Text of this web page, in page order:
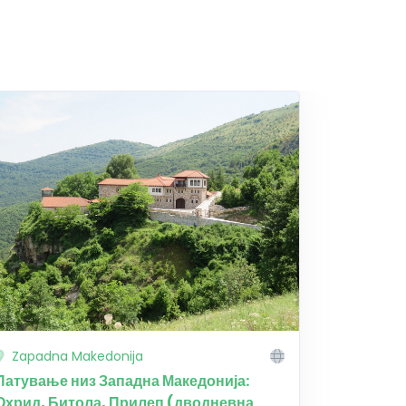
Zapadna Makedonija
низ Западна Македонија: